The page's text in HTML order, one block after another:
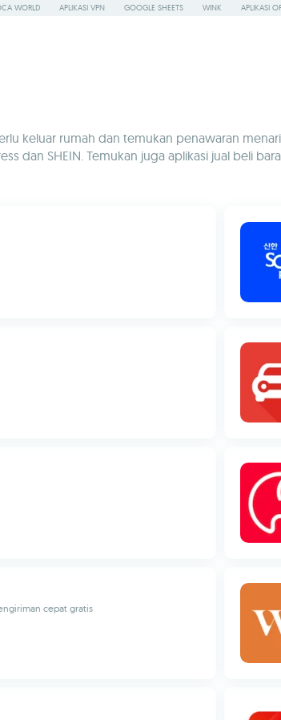
WORLD APLIKASI VPN GOOGLE SHEETS WINK APLIKASI
keluar rumah dan temukan penawaran
dan SHEIN. Temukan juga aplikasi jual beli
cepat gratis